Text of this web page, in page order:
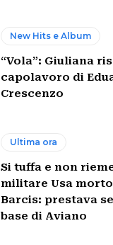
New Hits e Album
“Vola”: Giuliana
capolavoro di
Crescenzo
Ultima ora
Si tuffa e non
militare Usa
Barcis: prestava
base di Aviano